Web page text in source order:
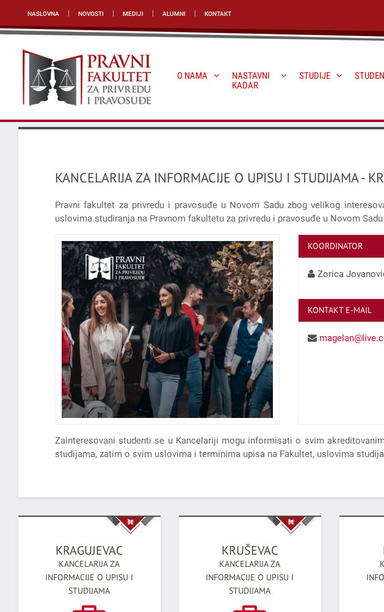
NASLOVNA NOVOSTI MEDIJI ALUMNI KONTAKT
O NAMA
NASTAVNI
KADAR
STUDIJE
KANCELARIJA ZA INFORMACIJE O UPISU I STUDIJAMA -
Pravni fakultet za privredu i pravosuđe u Novom Sadu zbog velikog
uslovima studiranja na Pravnom fakultetu za privredu i pravosuđe u Novom
KOORDINATOR
Zorica
KONTAKT E-MAIL
Zainteresovani studenti se u Kancelariji mogu informisati o svim
studijama, zatim o svim uslovima i terminima upisa na Fakultet, uslovima
KRAGUJEVAC
KANCELARIJA ZA
INFORMACIJE O UPISU I
STUDIJAMA
KRUŠEVAC
KANCELARIJA ZA
INFORMACIJE O UPISU I
STUDIJAMA